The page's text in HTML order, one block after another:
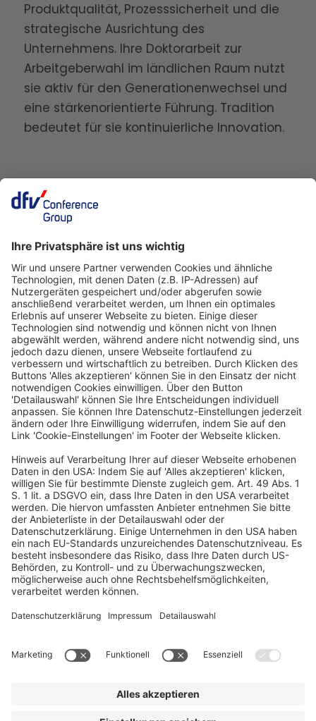
Produktqualität, Prozesssicherheit und die
strategische Ausrichtung des
Unternehmens. Ihre Doktorarbeit zur
Arbeitgeberwahl im ländlichen Raum nutzt
sie aktiv für den Generationenwechsel und
eine stärkenorientierte Führung. Tradition
bedeutet für sie kontinuierliche Innovation.
24./25. November 2026
Rheingoldhalle
Mainz
Veranstalter
dfv Conference Group GmbH
Mainzer Landstraße 251
60326 Frankfurt